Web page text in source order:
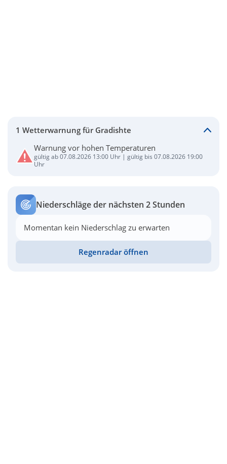
1 Wetterwarnung für Gradishte
Warnung vor hohen Temperaturen
gültig ab 07.08.2026 13:00 Uhr | gültig bis 07.08.2026 19:00
Uhr
Niederschläge der nächsten 2 Stunden
Momentan kein Niederschlag zu erwarten
Regenradar öffnen